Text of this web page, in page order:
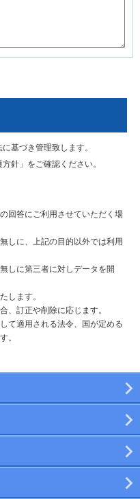
基づき管理致します。
針」をご確認ください。
回答にご利用させていただく場
しに、上記の目的以外では利用
しに第三者に対しデータを開
します。
、訂正や削除に応じます。
て適用される法令、国が定める
。